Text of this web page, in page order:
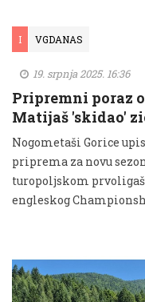
I VGDANAS
19. srpnja 2025. 16:36
Pripremni poraz
Matijaš 'skidao'
Nogometaši Gorice
priprema za novu
turopoljskom
engleskog